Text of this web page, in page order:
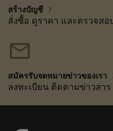
สร้างบัญชี chevron_right
สั่งซื้อ ดูราคา และตรวจสอ
mail
สมัครรับจดหมายข่าวของเรา
ลงทะเบียน ติดตามข่าวสาร